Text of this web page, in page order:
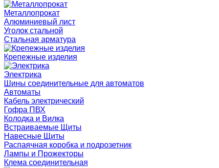
Металлопрокат
Алюминиевый лист
Уголок стальной
Стальная арматура
Крепежные изделия
Электрика
Шины соединительные для автоматов
Автоматы
Кабель электрический
Гофра ПВХ
Колодка и Вилка
Встраиваемые Щиты
Навесные Щиты
Распаячная коробка и подрозетник
Лампы и Прожекторы
Клема соединительная